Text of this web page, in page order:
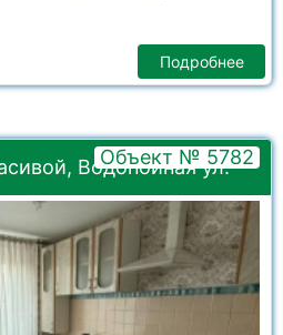
Подробнее
Водопойная ул.
Объект № 5782